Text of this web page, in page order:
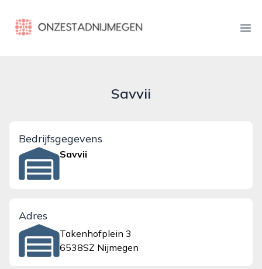
onzestadnijmegen.nl
Savvii
Bedrijfsgegevens
Savvii
Adres
Takenhofplein 3
6538SZ Nijmegen